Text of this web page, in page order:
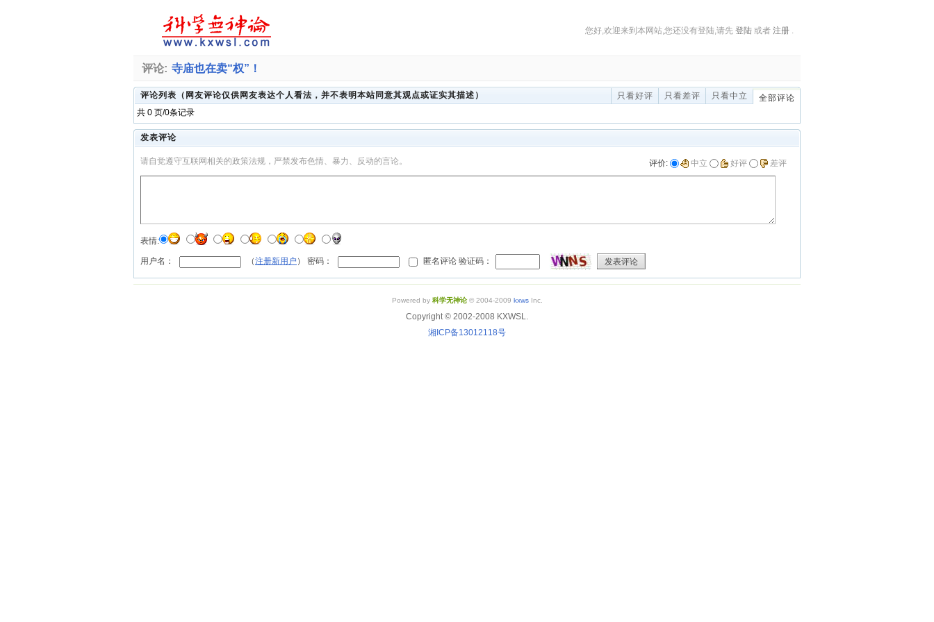
您好,欢迎来到本网站,您还没有登陆,请先 登陆 或者 注册 .
评论: 寺庙也在卖“权”！
评论列表（网友评论仅供网友表达个人看法，并不表明本站同意其观点或证实其描述） 只看好评 只看差评 只看中立
全部评论
共 0 页/0条记录
发表评论
请自觉遵守互联网相关的政策法规，严禁发布色情、暴力、反动的言论。 评价: 中立 好评 差评
表情:
用户名： （注册新用户 ） 密码： 匿名评论 验证码： 发表评论
Powered by 科学无神论© 2004-2009 kxwsInc.
Copyright © 2002-2008 KXWSL.
湘ICP备13012118号